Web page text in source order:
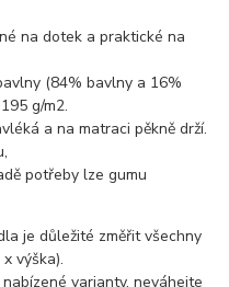
na dotek a praktické na
(84% bavlny a 16%
g/m2.
a na matraci pěkně drží.
potřeby lze gumu
je důležité změřit všechny
výška).
varianty, neváhejte